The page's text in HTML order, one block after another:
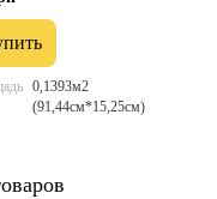
0,1393м2
(91,44см*15,25см)